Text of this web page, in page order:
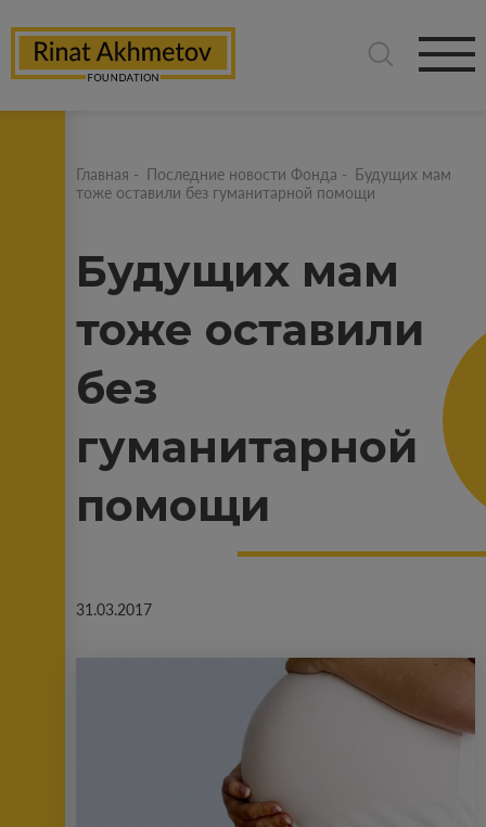
Главная - Последние новости Фонда - Будущих мам
тоже оставили без гуманитарной помощи
Будущих мам
тоже оставили
без
гуманитарной
помощи
31.03.2017